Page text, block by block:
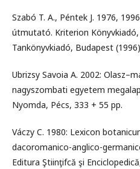
Szabó T. A., Péntek J. 1976,
útmutató. Kriterion
Tankönyvkiadó, Budapest
Ubrizsy Savoia A. 2002:
nagyszombati egyetem
Nyomda, Pécs, 333 + 55 pp.
Váczy C. 1980: Lexicon
dacoromanico-anglico-
Editura Ştiinţifcă şi